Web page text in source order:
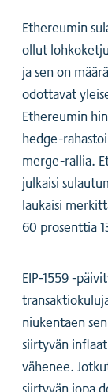
Ethereumin
ollut
ja sen on
odottavat
Ethereumin
hedge-
merge-rallia.
julkaisi
laukaisi
60 prosenttia
EIP-1559 -
niukentaen
siirtyvän
vähenee.